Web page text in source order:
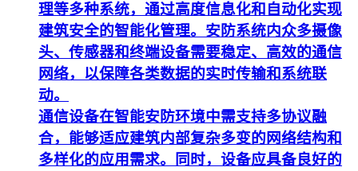
理等多种系统，通过高度信息化和自动化实现
建筑安全的智能化管理。安防系统内众多摄像
头、传感器和终端设备需要稳定、高效的通信
网络，以保障各类数据的实时传输和系统联
动。
通信设备在智能安防环境中需支持多协议融
合，能够适应建筑内部复杂多变的网络结构和
多样化的应用需求。同时，设备应具备良好的